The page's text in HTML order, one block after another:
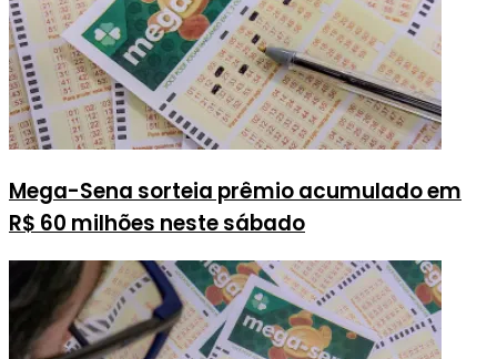
Mega-Sena sorteia prêmio acumulado em
R$ 60 milhões neste sábado